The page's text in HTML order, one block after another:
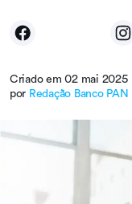
Criado em 02 mai 2025
por Redação Banco PAN